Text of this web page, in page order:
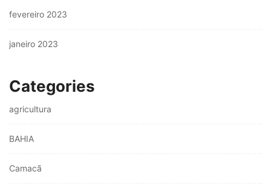
fevereiro 2023
janeiro 2023
Categories
agricultura
BAHIA
Camacã